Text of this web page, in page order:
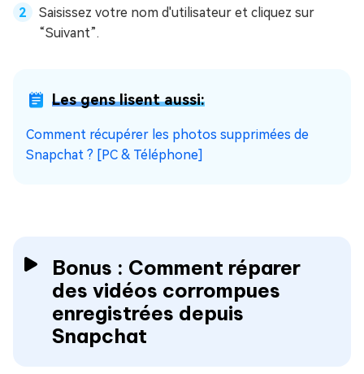
Saisissez votre nom d'utilisateur et cliquez sur
“Suivant”.
Les gens lisent aussi:
Comment récupérer les photos supprimées de
Snapchat ? [PC & Téléphone]
Bonus : Comment réparer
des vidéos corrompues
enregistrées depuis
Snapchat